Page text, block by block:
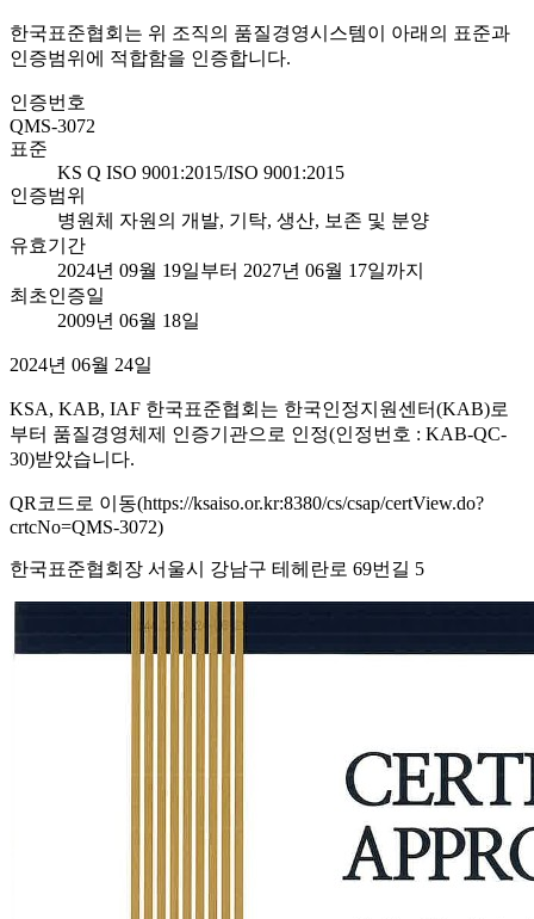
한국표준협회는 위 조직의 품질경영시스템이 아래의 표준과
인증범위에 적합함을 인증합니다.
인증번호
QMS-3072
표준
KS Q ISO 9001:2015/ISO 9001:2015
인증범위
병원체 자원의 개발, 기탁, 생산, 보존 및 분양
유효기간
2024년 09월 19일부터 2027년 06월 17일까지
최초인증일
2009년 06월 18일
2024년 06월 24일
KSA, KAB, IAF 한국표준협회는 한국인정지원센터(KAB)로
부터 품질경영체제 인증기관으로 인정(인정번호 : KAB-QC-
30)받았습니다.
QR코드로 이동(https://ksaiso.or.kr:8380/cs/csap/certView.do?
crtcNo=QMS-3072)
한국표준협회장 서울시 강남구 테헤란로 69번길 5